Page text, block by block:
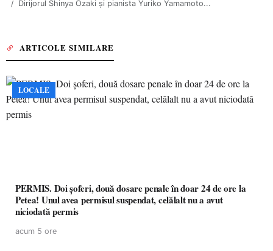
Dirijorul Shinya Ozaki şi pianista Yuriko Yamamoto...
ARTICOLE SIMILARE
LOCALE
PERMIS. Doi șoferi, două dosare penale în doar 24 de ore la
Petea! Unul avea permisul suspendat, celălalt nu a avut
niciodată permis
acum 5 ore